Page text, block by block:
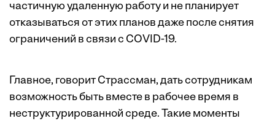
частичную удаленную работу и не планирует
отказываться от этих планов даже после снятия
ограничений в связи с COVID-19.
Главное, говорит Страссман, дать сотрудникам
возможность быть вместе в рабочее время в
неструктурированной среде. Такие моменты